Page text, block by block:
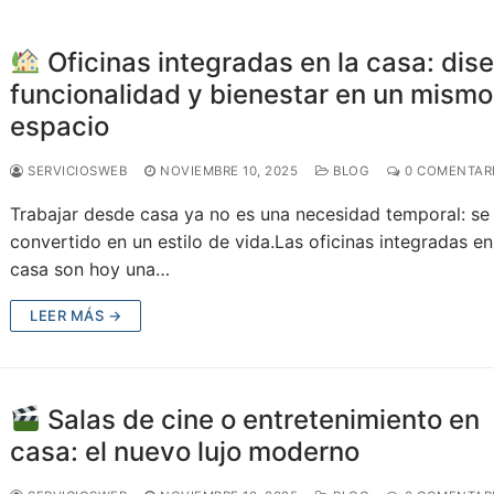
Oficinas integradas en la casa:
funcionalidad y bienestar en un mismo
espacio
SERVICIOSWEB NOVIEMBRE 10, 2025 BLOG 0
Trabajar desde casa ya no es una necesidad temporal: se
convertido en un estilo de vida.Las oficinas integradas
casa son hoy una…
LEER MÁS →
Salas de cine o entretenimiento en
casa: el nuevo lujo moderno